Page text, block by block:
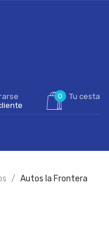
0 Tu cesta
Autos la Frontera